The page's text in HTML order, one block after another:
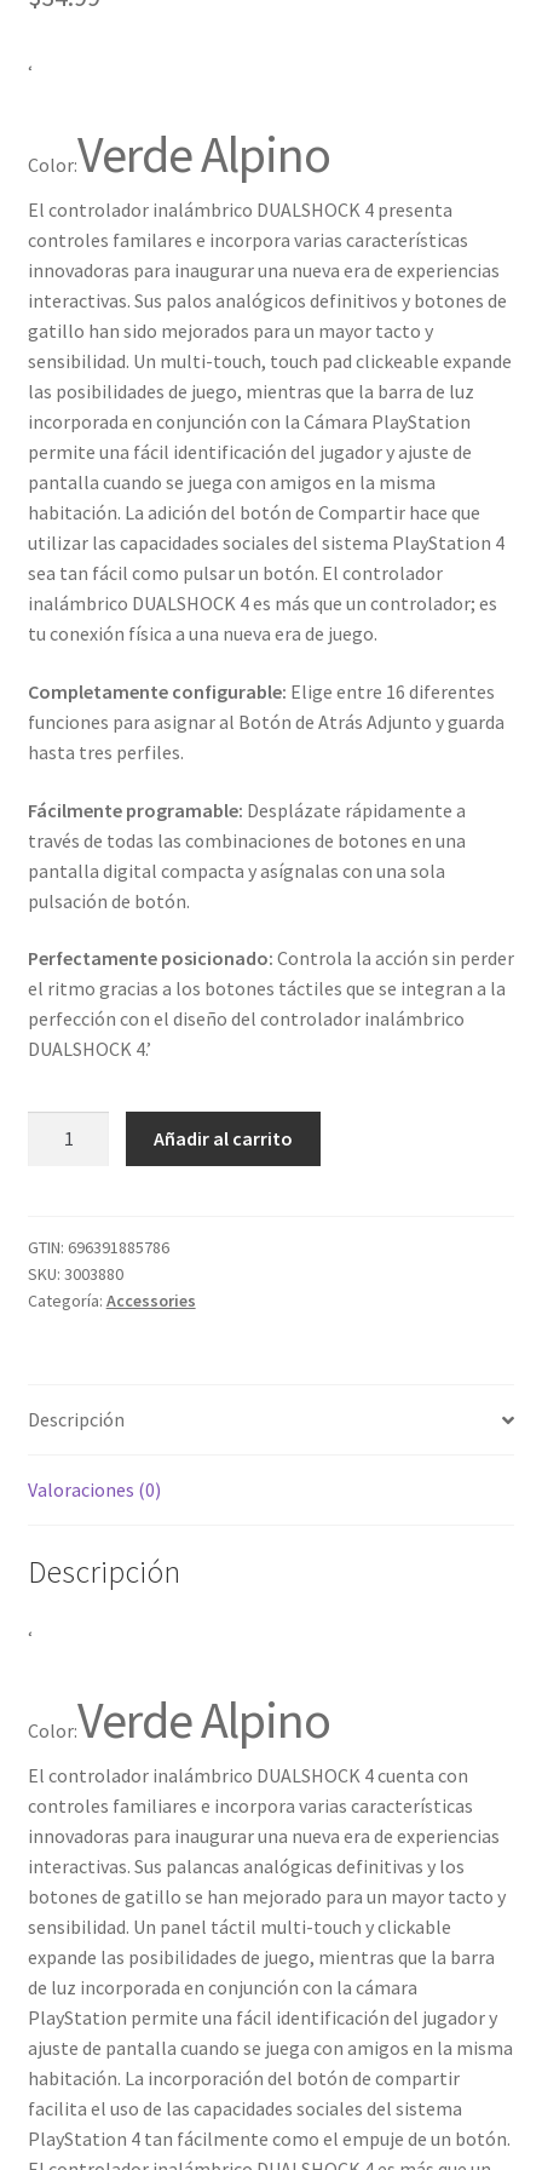
‘
Color:Verde Alpino
El controlador inalámbrico DUALSHOCK 4 presenta
controles familares e incorpora varias características
innovadoras para inaugurar una nueva era de experiencias
interactivas. Sus palos analógicos definitivos y botones de
gatillo han sido mejorados para un mayor tacto y
sensibilidad. Un multi-touch, touch pad clickeable expande
las posibilidades de juego, mientras que la barra de luz
incorporada en conjunción con la Cámara PlayStation
permite una fácil identificación del jugador y ajuste de
pantalla cuando se juega con amigos en la misma
habitación. La adición del botón de Compartir hace que
utilizar las capacidades sociales del sistema PlayStation 4
sea tan fácil como pulsar un botón. El controlador
inalámbrico DUALSHOCK 4 es más que un controlador; es
tu conexión física a una nueva era de juego.
Completamente configurable: Elige entre 16 diferentes
funciones para asignar al Botón de Atrás Adjunto y guarda
hasta tres perfiles.
Fácilmente programable: Desplázate rápidamente a
través de todas las combinaciones de botones en una
pantalla digital compacta y asígnalas con una sola
pulsación de botón.
Perfectamente posicionado: Controla la acción sin perder
el ritmo gracias a los botones táctiles que se integran a la
perfección con el diseño del controlador inalámbrico
DUALSHOCK 4.’
PS4
para
PlayStation
Alpino'
Añadir al carrito
GTIN: 696391885786
SKU: 3003880
Categoría: Accessories
Descripción
Valoraciones (0)
Descripción
‘
Color:Verde Alpino
El controlador inalámbrico DUALSHOCK 4 cuenta con
controles familiares e incorpora varias características
innovadoras para inaugurar una nueva era de experiencias
interactivas. Sus palancas analógicas definitivas y los
botones de gatillo se han mejorado para un mayor tacto y
sensibilidad. Un panel táctil multi-touch y clickable
expande las posibilidades de juego, mientras que la barra
de luz incorporada en conjunción con la cámara
PlayStation permite una fácil identificación del jugador y
ajuste de pantalla cuando se juega con amigos en la misma
habitación. La incorporación del botón de compartir
facilita el uso de las capacidades sociales del sistema
PlayStation 4 tan fácilmente como el empuje de un botón.